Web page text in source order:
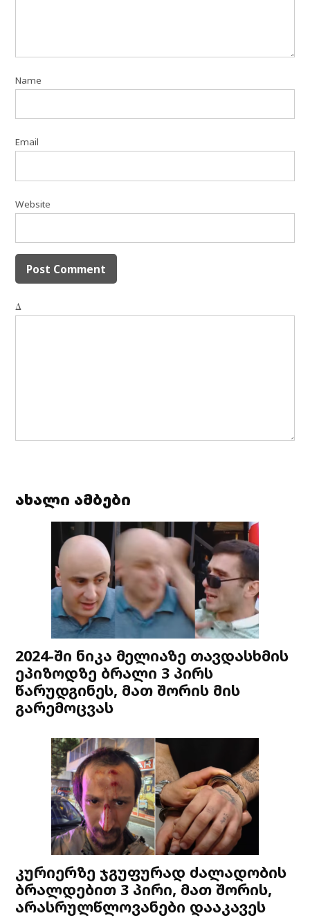
Name
Email
Website
Δ
ახალი ამბები
2024-ში ნიკა მელიაზე თავდასხმის
ეპიზოდზე ბრალი 3 პირს
წარუდგინეს, მათ შორის მის
გარემოცვას
კურიერზე ჯგუფურად ძალადობის
ბრალდებით 3 პირი, მათ შორის,
არასრულწლოვანები დააკავეს